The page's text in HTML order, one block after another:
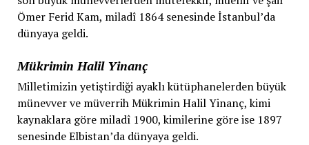
Ömer Ferid Kam, miladî 1864 senesinde İstanbul’da
dünyaya geldi.
Mükrimin Halil Yinanç
Milletimizin yetiştirdiği ayaklı kütüphanelerden büyük
münevver ve müverrih Mükrimin Halil Yinanç, kimi
kaynaklara göre miladî 1900, kimilerine göre ise 1897
senesinde Elbistan’da dünyaya geldi.